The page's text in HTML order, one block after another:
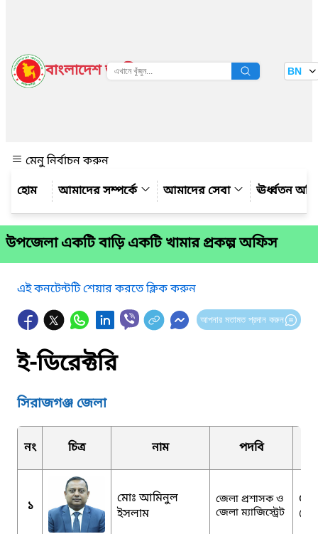
বাংলাদেশ জাতীয় তথ্য বাতায়ন BN
মেনু নির্বাচন করুন
আমাদের সম্পর্কে
আমাদের সেবা ঊর্ধ্বতন
উপজেলা একটি বাড়ি একটি খামার প্রকল্প অফিস
এই কনটেন্টটি শেয়ার করতে ক্লিক করুন
আপনার মতামত প্রদান করুন
ই-ডিরেক্টরি
সিরাজগঞ্জ জেলা
নং চিত্র নাম পদবি
১
মোঃ আমিনুল
ইসলাম
জেলা প্রশাসক ও
জেলা ম্যাজিস্ট্রেট